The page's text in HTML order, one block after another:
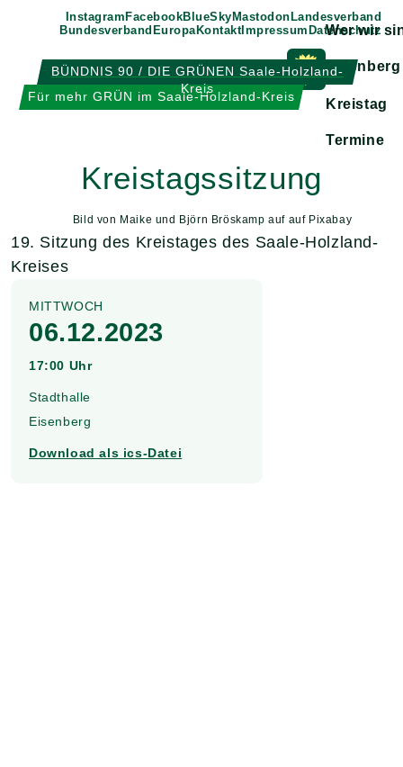
Inhalt
Instagram FacebookBlueSky Mastodon Landesverband
Bundesverband EuropaKontaktImpressum Datenschutz
BÜNDNIS 90 / DIE GRÜNEN Saale-Holzland-
Kreis
Für mehr GRÜN im Saale-Holzland-Kreis
Wer wir
Eisenberg
Zeige
Kreistag
Termine
Kreistagssitzung
Bild von Maike und Björn Bröskamp auf auf Pixabay
19. Sitzung des Kreistages des Saale-Holzland-
Kreises
MITTWOCH
06.12.2023
17:00 Uhr
Stadthalle
Eisenberg
Download als ics-Datei